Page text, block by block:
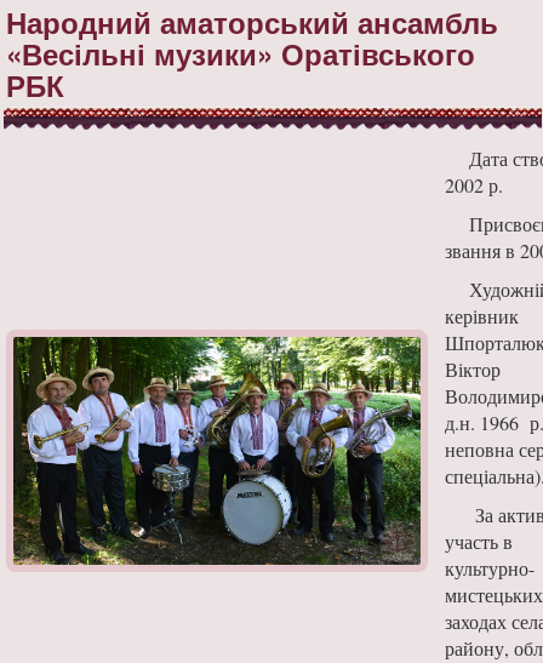
Народний аматорський ансамбль
«Весільні музики» Оратівського
РБК
Дата
2002 р.
звання в
керівник
Віктор
д.н. 1966
неповна
За
участь в
культурно-
мистецьких
заходах
району,